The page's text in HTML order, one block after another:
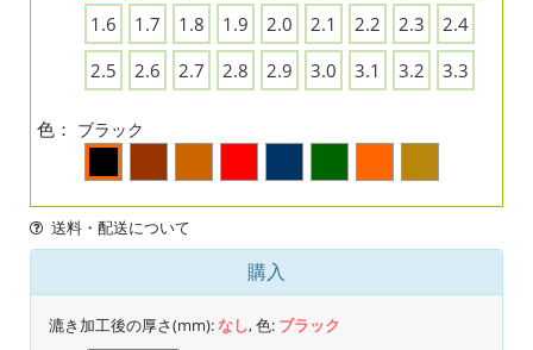
1.6
1.7 1.8 1.9 2.0 2.1 2.2 2.3
2.4
2.5
2.6 2.7 2.8 2.9 3.0 3.1 3.2 3.3
色： ブラック
送料・配送について
購入
漉き加工後の厚さ(mm):なし, 色: ブラック